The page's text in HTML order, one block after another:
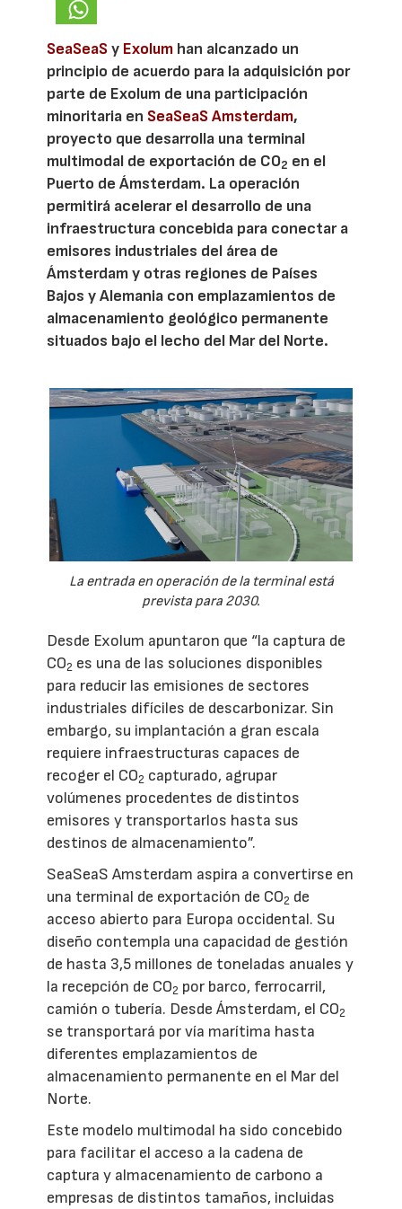
SeaSeaSy Exolum han alcanzado un
principio de acuerdo para la adquisición por
parte de Exolum de una participación
minoritaria en SeaSeaS Amsterdam,
proyecto que desarrolla una terminal
multimodal de exportación de CO2 en el
Puerto de Ámsterdam. La operación
permitirá acelerar el desarrollo de una
infraestructura concebida para conectar a
emisores industriales del área de
Ámsterdam y otras regiones de Países
Bajos y Alemania con emplazamientos de
almacenamiento geológico permanente
situados bajo el lecho del Mar del Norte.
La entrada en operación de la terminal está
prevista para 2030.
Desde Exolum apuntaron que “la captura de
CO2 es una de las soluciones disponibles
para reducir las emisiones de sectores
industriales difíciles de descarbonizar. Sin
embargo, su implantación a gran escala
requiere infraestructuras capaces de
recoger el CO2 capturado, agrupar
volúmenes procedentes de distintos
emisores y transportarlos hasta sus
destinos de almacenamiento”.
SeaSeaS Amsterdam aspira a convertirse en
una terminal de exportación de CO2 de
acceso abierto para Europa occidental. Su
diseño contempla una capacidad de gestión
de hasta 3,5 millones de toneladas anuales y
la recepción de CO2 por barco, ferrocarril,
camión o tubería. Desde Ámsterdam, el CO2
se transportará por vía marítima hasta
diferentes emplazamientos de
almacenamiento permanente en el Mar del
Norte.
Este modelo multimodal ha sido concebido
para facilitar el acceso a la cadena de
captura y almacenamiento de carbono a
empresas de distintos tamaños, incluidas